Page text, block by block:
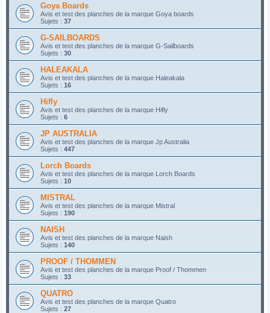
Goya Boards
Avis et test des planches de la marque Goya boards
Sujets : 37
G-SAILBOARDS
Avis et test des planches de la marque G-Sailboards
Sujets : 30
HALEAKALA
Avis et test des planches de la marque Haleakala
Sujets : 16
Hifly
Avis et test des planches de la marque Hifly
Sujets : 6
JP AUSTRALIA
Avis et test des planches de la marque Jp Australia
Sujets : 447
Lorch Boards
Avis et test des planches de la marque Lorch Boards
Sujets : 10
MISTRAL
Avis et test des planches de la marque Mistral
Sujets : 190
NAISH
Avis et test des planches de la marque Naish
Sujets : 140
PROOF / THOMMEN
Avis et test des planches de la marque Proof / Thommen
Sujets : 33
QUATRO
Avis et test des planches de la marque Quatro
Sujets : 27